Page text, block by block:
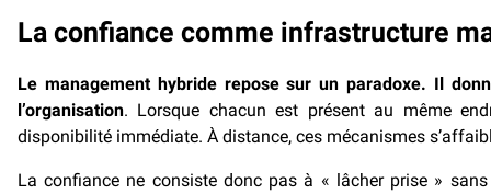
La confiance comme infrastructure
Le management hybride repose sur un paradoxe. Il
l’organisation. Lorsque chacun est présent au même
disponibilité immédiate. À distance, ces mécanismes
La confiance ne consiste donc pas à « lâcher prise »